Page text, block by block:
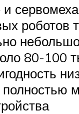
роботов
80-100